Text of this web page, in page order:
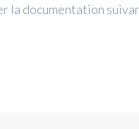
la documentation